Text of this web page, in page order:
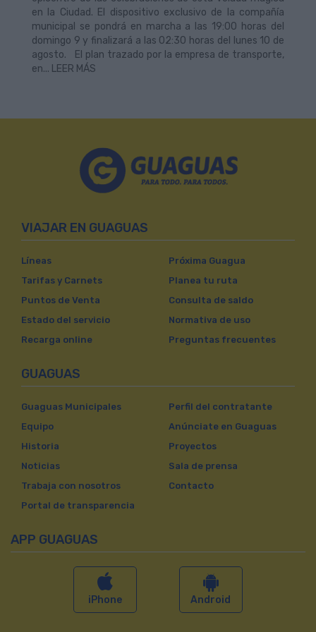
en la Ciudad. El dispositivo exclusivo de la compañía
municipal se pondrá en marcha a las 19:00 horas del
domingo 9 y finalizará a las 02:30 horas del lunes 10 de
agosto. El plan trazado por la empresa de transporte,
en... LEER MÁS
VIAJAR EN GUAGUAS
Líneas
Tarifas y Carnets
Puntos de Venta
Estado del servicio
Recarga online
Próxima Guagua
Planea tu ruta
Consulta de saldo
Normativa de uso
Preguntas frecuentes
GUAGUAS
Guaguas Municipales
Equipo
Historia
Noticias
Trabaja con nosotros
Portal de transparencia
Perfil del contratante
Anúnciate en Guaguas
Proyectos
Sala de prensa
Contacto
APP GUAGUAS
iPhone Android